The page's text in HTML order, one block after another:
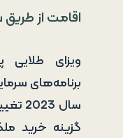
اقامت از
ویزای طلایی
برنامه‌های
سال
گزینه خرید